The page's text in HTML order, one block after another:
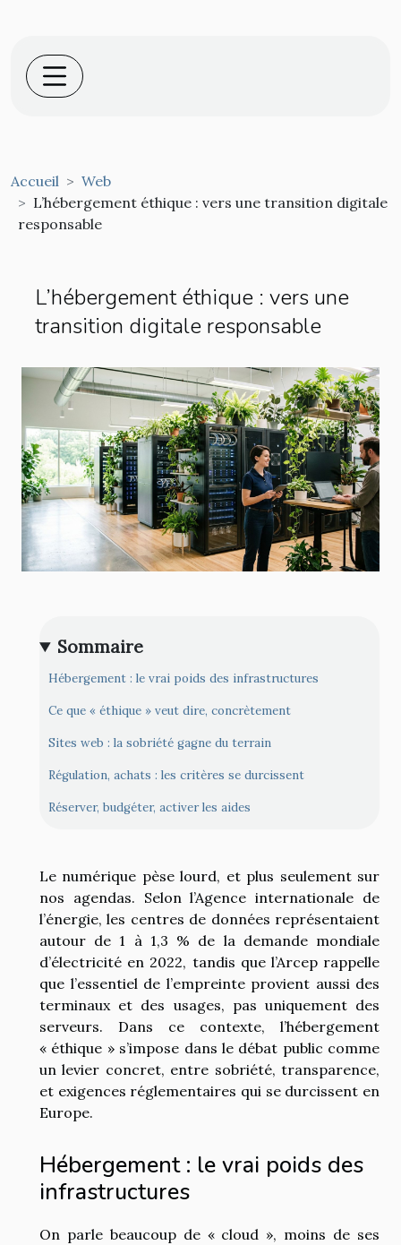
Accueil
Web
L’hébergement éthique : vers une transition digitale
responsable
L’hébergement éthique : vers une
transition digitale responsable
Sommaire
Hébergement : le vrai poids des infrastructures
Ce que « éthique » veut dire, concrètement
Sites web : la sobriété gagne du terrain
Régulation, achats : les critères se durcissent
Réserver, budgéter, activer les aides
Le numérique pèse lourd, et plus seulement sur
nos agendas. Selon l’Agence internationale de
l’énergie, les centres de données représentaient
autour de 1 à 1,3 % de la demande mondiale
d’électricité en 2022, tandis que l’Arcep rappelle
que l’essentiel de l’empreinte provient aussi des
terminaux et des usages, pas uniquement des
serveurs. Dans ce contexte, l’hébergement
« éthique » s’impose dans le débat public comme
un levier concret, entre sobriété, transparence,
et exigences réglementaires qui se durcissent en
Europe.
Hébergement : le vrai poids des
infrastructures
On parle beaucoup de « cloud », moins de ses